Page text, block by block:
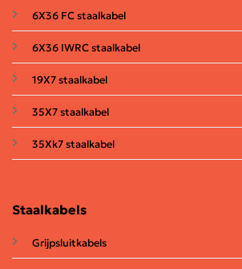
Staalkabels
Grijpsluitkabels
6X36 FC staalkabel
6X36 IWRC staalkabel
19X7 staalkabel
35X7 staalkabel
35Xk7 staalkabel